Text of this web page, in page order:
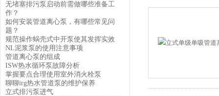
无堵塞排污泵启动前需做哪些准备工
作？
如何安装管道离心泵，有哪些常见问
题？
规范操作蜗壳式中开泵使其发挥实效
NL泥浆泵的使用注意事项
管道离心泵的组成
ISW热水循环泵故障分析
掌握要点合理使用室外消火栓泵
聊聊irg热水管道泵的维护保养
立式排污泵进气